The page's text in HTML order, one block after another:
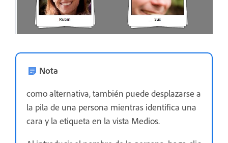
Nota
como alternativa, también puede desplazarse a
la pila de una persona mientras identifica una
cara y la etiqueta en la vista Medios.